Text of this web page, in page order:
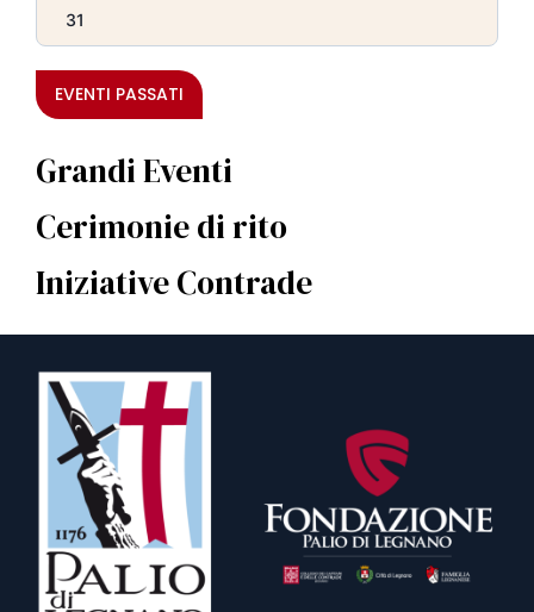
31
EVENTI PASSATI
Grandi Eventi
Cerimonie di rito
Iniziative Contrade